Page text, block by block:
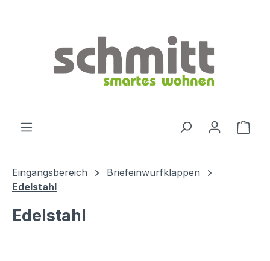
Eingangsbereich
Briefeinwurfklappen
Edelstahl
Edelstahl